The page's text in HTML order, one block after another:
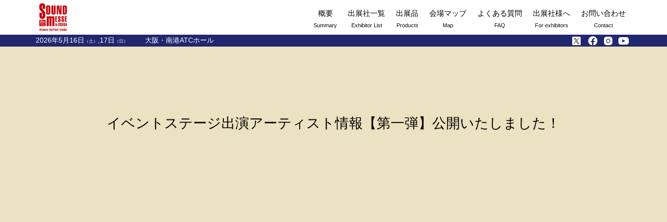
概要
Summary
出展社一覧
Exhibitor List
出展品
Products
会場マップ
Map
よくある質問
FAQ
出展社様へ
For exhibitors
お問い合わせ
Contact
2026年5月16日 （土） ,17日 （日） 大阪・南港ATCホール
イベントステージ出演アーティスト情報【第一弾】公開いたしました！